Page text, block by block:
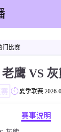
门比赛
老鹰 VS
夏季联赛 2026-
赛事说明